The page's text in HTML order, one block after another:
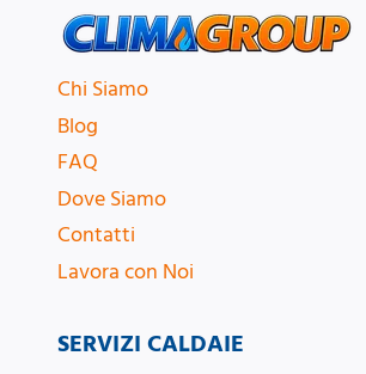
Chi Siamo
Blog
FAQ
Dove Siamo
Contatti
Lavora con Noi
SERVIZI CALDAIE